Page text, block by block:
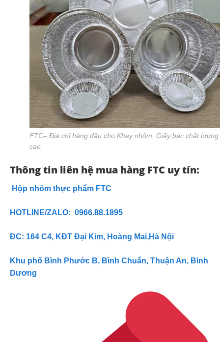
FTC– Địa chỉ hàng đầu cho Khay nhôm, Giấy bạc chất lượng
cao
Thông tin liên hệ mua hàng FTC uy tín:
Hộp nhôm thực phẩm FTC
HOTLINE/ZALO: 0966.88.1895
ĐC: 164 C4, KĐT Đại Kim, Hoàng Mai,Hà Nội
Khu phố Bình Phước B, Bình Chuẩn, Thuận An, Bình
Dương